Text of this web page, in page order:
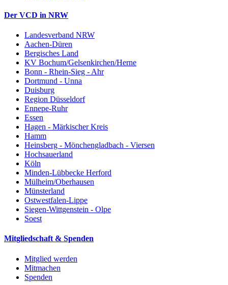
Der VCD in NRW
Landesverband NRW
Aachen-Düren
Bergisches Land
KV Bochum/Gelsenkirchen/Herne
Bonn - Rhein-Sieg - Ahr
Dortmund - Unna
Duisburg
Region Düsseldorf
Ennepe-Ruhr
Essen
Hagen - Märkischer Kreis
Hamm
Heinsberg - Mönchengladbach - Viersen
Hochsauerland
Köln
Minden-Lübbecke Herford
Mülheim/Oberhausen
Münsterland
Ostwestfalen-Lippe
Siegen-Wittgenstein - Olpe
Soest
Mitgliedschaft & Spenden
Mitglied werden
Mitmachen
Spenden